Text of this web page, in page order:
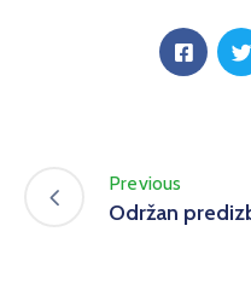
Previous
Održan